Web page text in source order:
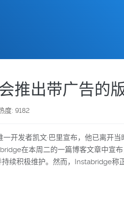
推出带广告的
度: 9182
开发者凯文·巴里宣布，他已离开
在本周二的一篇博客文章中
续积极维护。然而，Instabridge